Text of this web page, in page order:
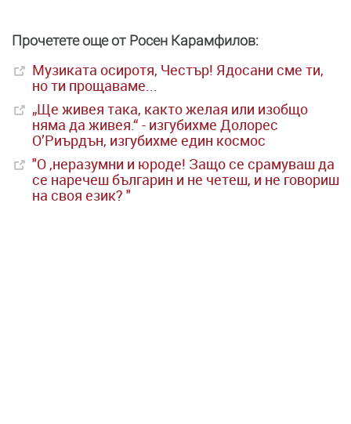
Прочетете още от Росен Карамфилов:
Музиката осиротя, Честър! Ядосани сме ти,
но ти прощаваме...
„Ще живея така, както желая или изобщо
няма да живея.“ - изгубихме Долорес
О’Риърдън, изгубихме един космос
"О ,неразумни и юроде! Защо се срамуваш да
се наречеш българин и не четеш, и не говориш
на своя език? "